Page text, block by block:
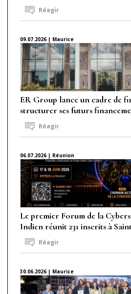
Réagir
09.07.2026 | Maurice
ER Group lance un cadre de
structurer ses futurs
Réagir
06.07.2026 | Réunion
Le premier Forum de la
Indien réunit 231 inscrits à
Réagir
30.06.2026 | Maurice